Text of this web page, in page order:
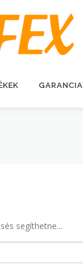
GARANCIA
segíthetne...